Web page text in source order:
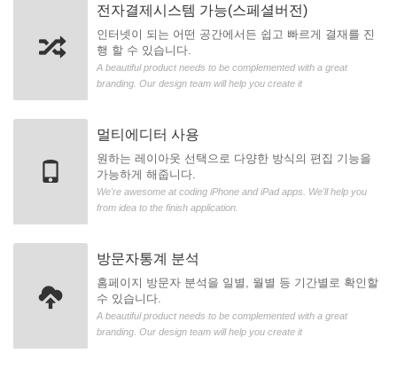
전자결제시스템 가능(스페셜버전)
인터넷이 되는 어떤 공간에서든 쉽고 빠르게 결재를 진
행 할 수 있습니다.
A beautiful product needs to be complemented with a great
branding. Our design team will help you create it
멀티에디터 사용
원하는 레이아웃 선택으로 다양한 방식의 편집 기능을
가능하게 해줍니다.
We're awesome at coding iPhone and iPad apps. We'll help you
from idea to the finish application.
방문자통계 분석
홈페이지 방문자 분석을 일별, 월별 등 기간별로 확인할
수 있습니다.
A beautiful product needs to be complemented with a great
branding. Our design team will help you create it